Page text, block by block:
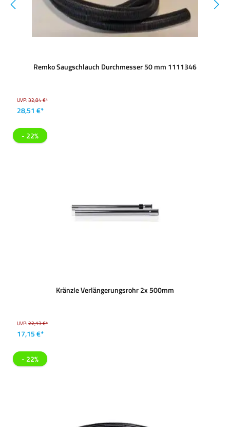
Remko Saugschlauch Durchmesser 50 mm 1111346
UVP:32,84 €*
28,51 €*
- 22%
Kränzle Verlängerungsrohr 2x 500mm
UVP:22,13 €*
17,15 €*
- 22%